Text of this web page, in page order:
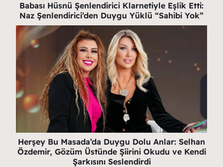
Babası Hüsnü Şenlendirici Klarnetiyle Eşlik Etti:
Naz Şenlendirici’den Duygu Yüklü “Sahibi Yok”
Herşey Bu Masada’da Duygu Dolu Anlar: Selhan
Özdemir, Gözüm Üstünde Şiirini Okudu ve Kendi
Şarkısını Seslendirdi